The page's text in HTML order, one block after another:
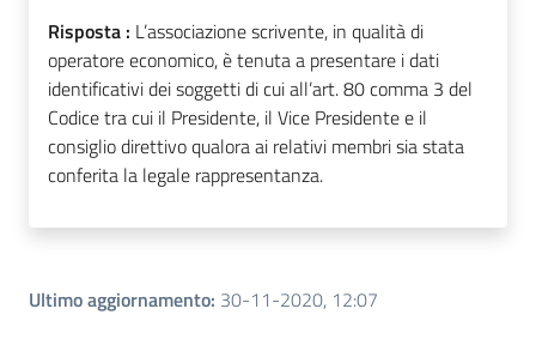
Risposta : L’associazione scrivente, in qualità di
operatore economico, è tenuta a presentare i dati
identificativi dei soggetti di cui all’art. 80 comma 3 del
Codice tra cui il Presidente, il Vice Presidente e il
consiglio direttivo qualora ai relativi membri sia stata
conferita la legale rappresentanza.
Ultimo aggiornamento: 30-11-2020, 12:07